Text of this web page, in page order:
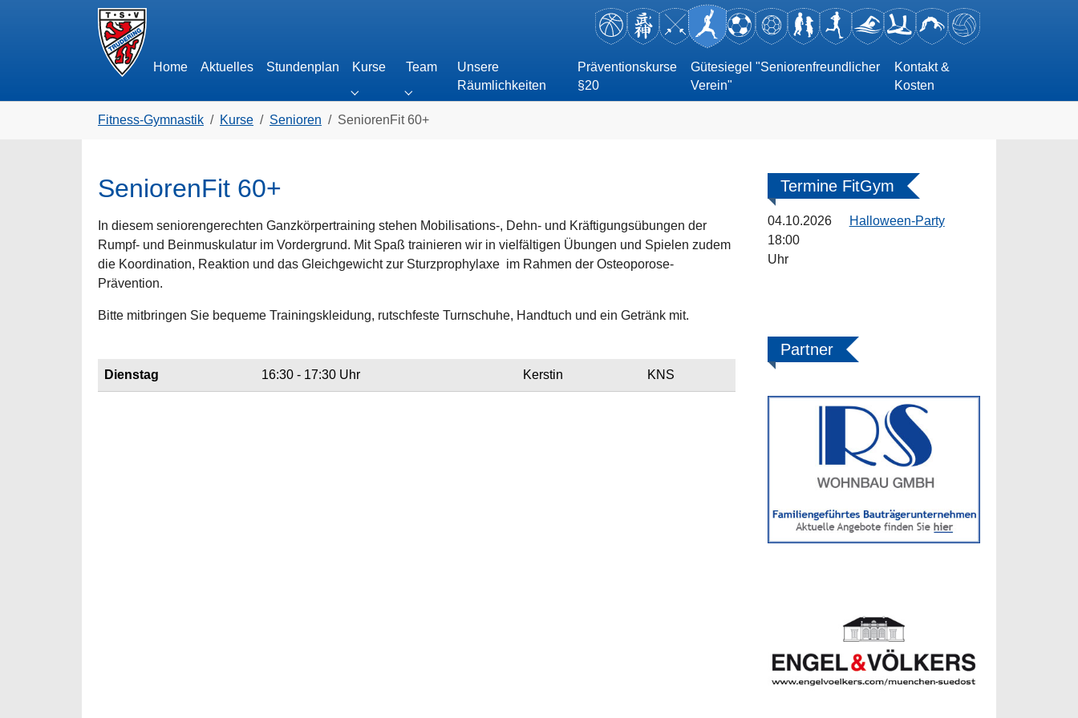
Skip to main navigation
Zum Hauptinhalt springen
Skip to page footer
Home Aktuelles Stundenplan Kurse
Submenu for "Kurse"
Team
Submenu for "Team"
Unsere
Räumlichkeiten
Präventionskurse
§20
Gütesiegel "Seniorenfreundlicher
Verein"
Kontakt &
Kosten
Fitness-Gymnastik Kurse Senioren SeniorenFit 60+
SeniorenFit 60+
In diesem seniorengerechten Ganzkörpertraining stehen Mobilisations-, Dehn- und Kräftigungsübungen der
Rumpf- und Beinmuskulatur im Vordergrund. Mit Spaß trainieren wir in vielfältigen Übungen und Spielen zudem
die Koordination, Reaktion und das Gleichgewicht zur Sturzprophylaxe im Rahmen der Osteoporose-
Prävention.
Bitte mitbringen Sie bequeme Trainingskleidung, rutschfeste Turnschuhe, Handtuch und ein Getränk mit.
Dienstag 16:30 - 17:30 Uhr Kerstin KNS
Termine FitGym
04.10.2026
18:00
Uhr
Halloween-Party
Partner